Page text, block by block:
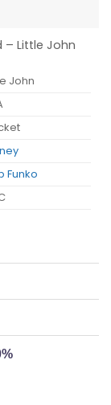
– Little John
John
Funko